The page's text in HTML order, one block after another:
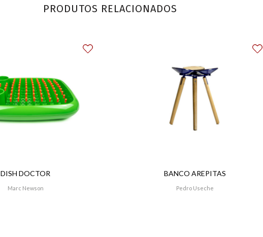
PRODUTOS RELACIONADOS
DISH DOCTOR
Marc Newson
BANCO AREPITAS
Pedro Useche